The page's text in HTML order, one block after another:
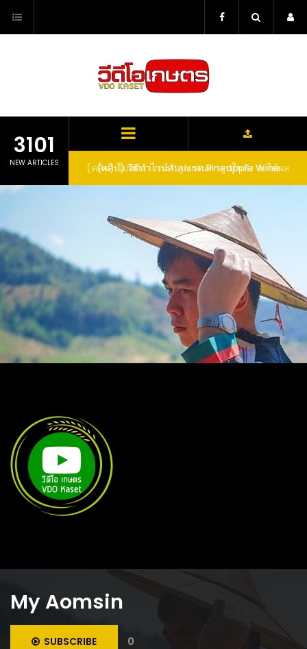
content
3101
NEW ARTICLES
ปในถัง จะได้ผล
expect that
fruit
(คลิป) วิธีทำไวน์สับปะรด Pineapple Wine
My Aomsin
SUBSCRIBE 0